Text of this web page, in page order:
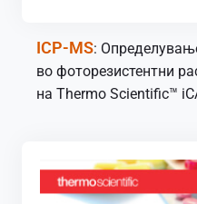
ICP-MS:
во фоторезистентни
на Thermo Scientific™